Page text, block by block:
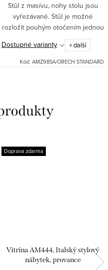
Stůl z masívu, nohy stolu jsou
vyřezávané. Stůl je možné
rozložit pouhým otočením jednou
nohou, plocha se tak zvětší o 40
cm. Možné dodat v různých
odstínech: bílá patina, černá...
Dostupné varianty + další
Kód: AMZ985A/ORECH STANDARD
Doprava zdarma
Vitrína AM444, Italský stylový
nábytek, provance